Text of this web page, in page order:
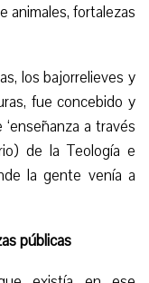
animales, fortalezas
los bajorrelieves y
fue concebido y
‘enseñanza a través
de la Teología e
la gente venía a
públicas